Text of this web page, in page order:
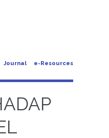
Journal e-Resources